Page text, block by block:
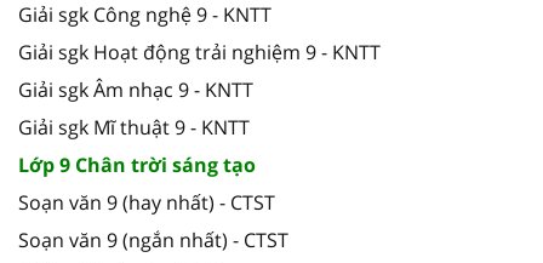
Giải sgk Công nghệ 9 - KNTT
Giải sgk Hoạt động trải nghiệm 9 - KNTT
Giải sgk Âm nhạc 9 - KNTT
Giải sgk Mĩ thuật 9 - KNTT
Lớp 9 Chân trời sáng tạo
Soạn văn 9 (hay nhất) - CTST
Soạn văn 9 (ngắn nhất) - CTST